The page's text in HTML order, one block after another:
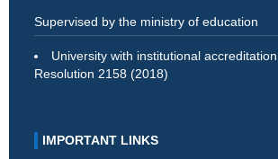
Supervised by the ministry of education
University with institutional accreditation
Resolution 2158 (2018)
IMPORTANT LINKS